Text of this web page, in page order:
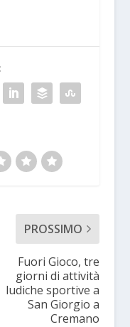
PROSSIMO
Fuori Gioco, tre
giorni di attività
ludiche sportive a
San Giorgio a
Cremano